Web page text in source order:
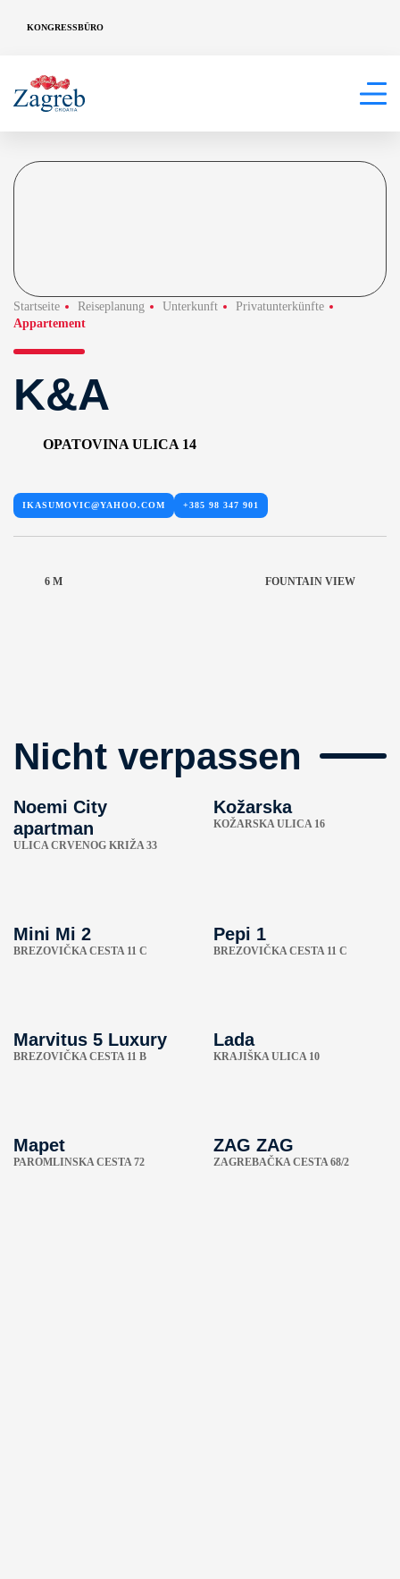
KONGRESSBÜRO
Startseite Reiseplanung Unterkunft
Privatunterkünfte
Appartement
K&A
OPATOVINA ULICA 14
IKASUMOVIC@YAHOO.COM +385 98 347 901
6 M FOUNTAIN VIEW
Nicht verpassen
Noemi City
apartman
ULICA CRVENOG KRIŽA 33
Kožarska
KOŽARSKA ULICA 16
Mini Mi 2
BREZOVIČKA CESTA 11 C
Pepi 1
BREZOVIČKA CESTA 11 C
Marvitus 5 Luxury
BREZOVIČKA CESTA 11 B
Lada
KRAJIŠKA ULICA 10
Mapet
PAROMLINSKA CESTA 72
ZAG ZAG
ZAGREBAČKA CESTA 68/2